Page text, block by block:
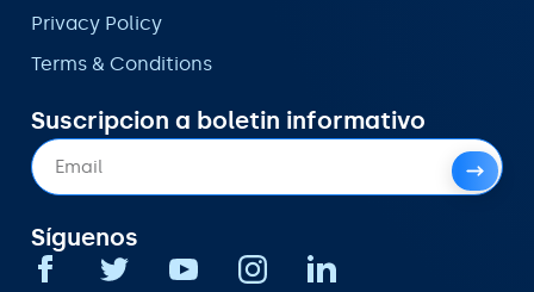
Privacy Policy
Terms & Conditions
Suscripcion a boletin informativo
Síguenos